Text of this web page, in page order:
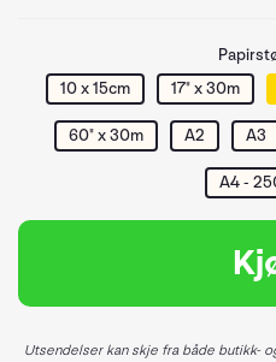
10 x 15cm
17" x 30m
60" x 30m A2 A3
A4 -
Utsendelser kan skje fra både butikk-